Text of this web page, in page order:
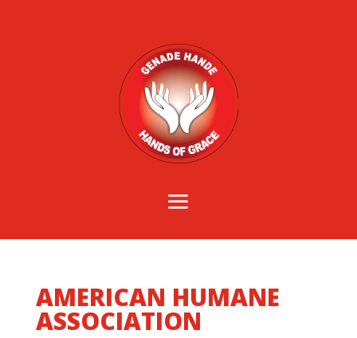
AMERICAN HUMANE
ASSOCIATION